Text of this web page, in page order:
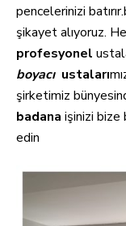
pencelerinizi
şikayet alıyoruz.
profesyonel
boyacıustaları
şirketimiz
badana işinizi bize
edin